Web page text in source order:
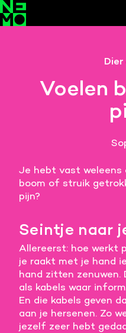
Voelen
Je hebt vast weleens
boom of struik
pijn?
Seintje naar
Allereerst: hoe werkt
je raakt met je hand
hand zitten zenuwen.
als kabels waar
En die kabels geven
aan je hersenen. Zo
jezelf zeer hebt
Noodzakelijk om de
Cookies van derde
Noodzakelijk om
Analystische cookies
verbeteren.
Marketing cookies
Deze website maakt
je voorkeuren aan.
Meer informatie
Alle cookies